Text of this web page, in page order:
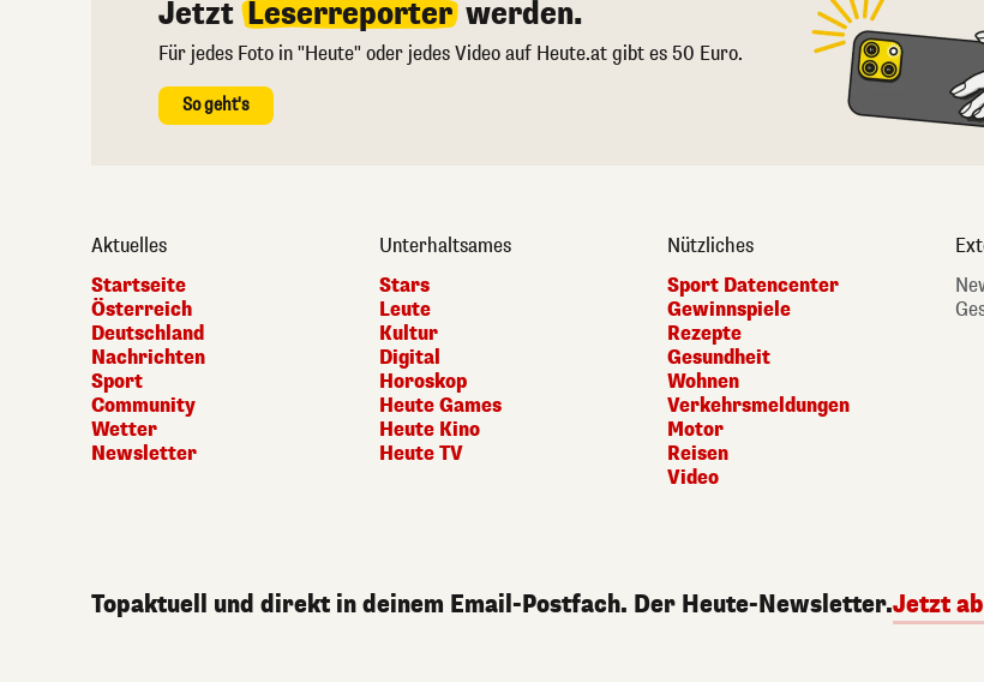
Jetzt Leserreporter werden.
Für jedes Foto in "Heute" oder jedes Video auf Heute.at gibt es 50 Euro.
So geht's
Aktuelles
Startseite
Österreich
Deutschland
Nachrichten
Sport
Community
Wetter
Newsletter
Unterhaltsames
Stars
Leute
Kultur
Digital
Horoskop
Heute Games
Heute Kino
Heute TV
Nützliches
Sport Datencenter
Gewinnspiele
Rezepte
Gesundheit
Wohnen
Verkehrsmeldungen
Motor
Reisen
Video
Topaktuell und direkt in deinem Email-Postfach. Der Heute-Newsletter.Jetzt